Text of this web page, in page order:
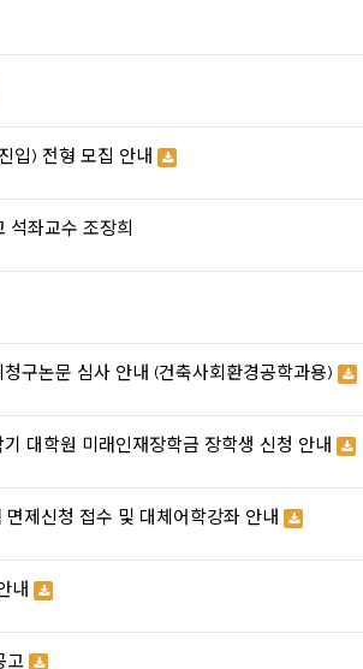
입) 전형 모집 안내
좌교수 조장희
구논문 심사 안내 (건축사회환경공학과용)
대학원 미래인재장학금 장학생 신청 안내
제신청 접수 및 대체어학강좌 안내
내
고